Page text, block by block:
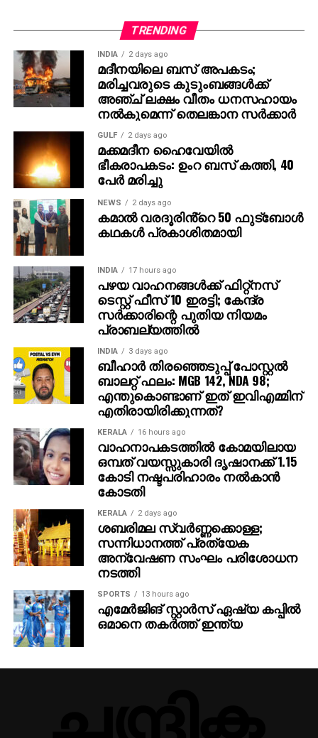
ട്രെന്‍ഡിങ് പട്ടികയില്‍ മുന്നിലാണ്. 130ണ്മ100 അടി
വലുപ്പത്തിലുള്ള പ്രത്യേക സ്‌ക്രീനില്‍ പ്രേക്ഷകര്‍ക്ക്
മുന്നില്‍ ട്രെയിലര്‍ പ്രദര്‍ശിപ്പിച്ചു.
ട്രെയിലര്‍ സി.ഇ. 512-ലെ വാരണാസിയുടെ
ദൃശ്യങ്ങളോടെ തുടങ്ങുന്നു. തുടര്‍ന്ന് 2027ല്‍
ഭൂമിയിലേക്ക് വരുന്നു എന്നു കാണിക്കുന്ന ‘ശാംഭവി’ എന്ന
ഛിന്നഗ്രഹം, അന്റാര്‍ട്ടിക്കയിലെ റോസ് ഐസ്
ഷെല്‍ഫ്, ആഫ്രിക്കയിലെ അംബോസെലി വനം,
ബി.സി.ഇ 7200-ലെ ലങ്കാനഗരം, വാരണാസിയിലെ
മണികര്‍ണികാ ഘട്ട് തുടങ്ങിയ ഭീമാകാര
ദൃശ്യവിശേഷങ്ങള്‍ അതിശയത്തോടെ
അവതരിപ്പിക്കുന്നു.
കയ്യില്‍ ത്രിശൂലം പിടിച്ച് കാളയുടെ പുറത്ത്
സവാരിയുമായി എത്തുന്ന രുദ്രയായി മഹേഷ്
ബാബുവിന്റെ എന്‍ട്രിയാണ് ട്രെയിലറിന്റെ ഹൈലൈറ്റ്.
അതേപോലെ, വേദിയിലേക്കും മഹേഷ് ബാബു
കാളപ്പുറത്ത് സവാരിയായി എത്തിയപ്പോള്‍ 60,000-
ത്തിലധികം പ്രേക്ഷകര്‍ കൈയ്യടി മുഴക്കി വരവേറ്റു.
ഐമാക്‌സ് ഫോര്‍മാറ്റിലാണ് ഈ ചിത്രം ഒരുക്കുന്നത്.
അതിനാല്‍ തന്നെ തിയേറ്ററുകളില്‍ അത്ഭുതകരമായ
കാഴ്ചാനുഭവം സമ്മാനിക്കുമെന്നുറപ്പ്. ബാഹുബലി,
ഞഞഞ എന്നിവയുടെ സംവിധായകന്‍ രാജമൗലിയുടെ
ഈ ബ്രഹ്‌മാണ്ഡ പ്രോജക്റ്റ് 2027-ല്‍
തിയേറ്ററുകളിലേക്ക് എത്തും.
TRENDING
INDIA 2 days ago
മദീനയിലെ ബസ് അപകടം;
മരിച്ചവരുടെ കുടുംബങ്ങള്‍ക്ക്
അഞ്ച് ലക്ഷം വീതം ധനസഹായം
നല്‍കുമെന്ന് തെലങ്കാന സര്‍ക്കാര്‍
GULF 2 days ago
മക്കമദീന ഹൈവേയില്‍
ഭീകരാപകടം: ഉംറ ബസ് കത്തി, 40
പേര്‍ മരിച്ചു
NEWS 2 days ago
കമാൽ വരദൂരിൻ്റെ 50 ഫുട്ബോൾ
കഥകൾ പ്രകാശിതമായി
INDIA 17 hours ago
പഴയ വാഹനങ്ങള്‍ക്ക് ഫിറ്റ്‌നസ്
ടെസ്റ്റ് ഫീസ് 10 ഇരട്ടി; കേന്ദ്ര
സര്‍ക്കാരിന്റെ പുതിയ നിയമം
പ്രാബല്യത്തില്‍
INDIA 3 days ago
ബീഹാർ തിരഞ്ഞെടുപ്പ് പോസ്റ്റൽ
ബാലറ്റ് ഫലം: MGB 142, NDA 98;
എന്തുകൊണ്ടാണ് ഇത് ഇവിഎമ്മിന്
എതിരായിരിക്കുന്നത്?
KERALA 16 hours ago
വാഹനാപകടത്തില്‍ കോമയിലായ
ഒമ്പത് വയസ്സുകാരി ദൃഷാനക്ക് 1.15
കോടി നഷ്ടപരിഹാരം നല്‍കാന്‍
കോടതി
KERALA 2 days ago
ശബരിമല സ്വര്‍ണ്ണക്കൊള്ള;
സന്നിധാനത്ത് പ്രത്യേക
അന്വേഷണ സംഘം പരിശോധന
നടത്തി
SPORTS 13 hours ago
എമേര്‍ജിങ് സ്റ്റാര്‍സ് ഏഷ്യ കപ്പില്‍
ഒമാനെ തകര്‍ത്ത് ഇന്ത്യ